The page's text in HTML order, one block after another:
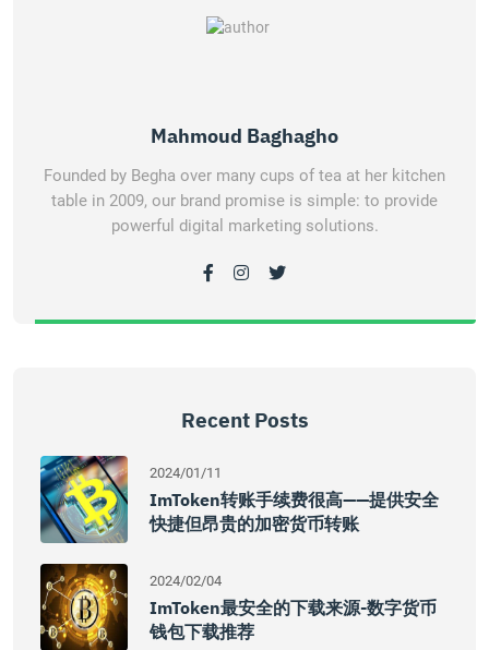
Mahmoud Baghagho
Founded by Begha over many cups of tea at her kitchen
table in 2009, our brand promise is simple: to provide
powerful digital marketing solutions.
Recent Posts
2024/01/11
ImToken转账手续费很高——提供安全
快捷但昂贵的加密货币转账
2024/02/04
ImToken最安全的下载来源-数字货币
钱包下载推荐